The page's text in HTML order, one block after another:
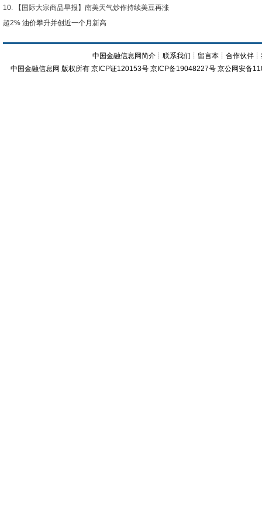
【国际大宗商品早报】南美天气炒作持续美豆再涨
超2% 油价攀升并创近一个月新高
中国金融信息网简介 ┊联系我们 ┊ 留言本 ┊合作伙伴 ┊
中国金融信息网 版权所有 京ICP证120153号 京ICP备19048227号 京公网安备